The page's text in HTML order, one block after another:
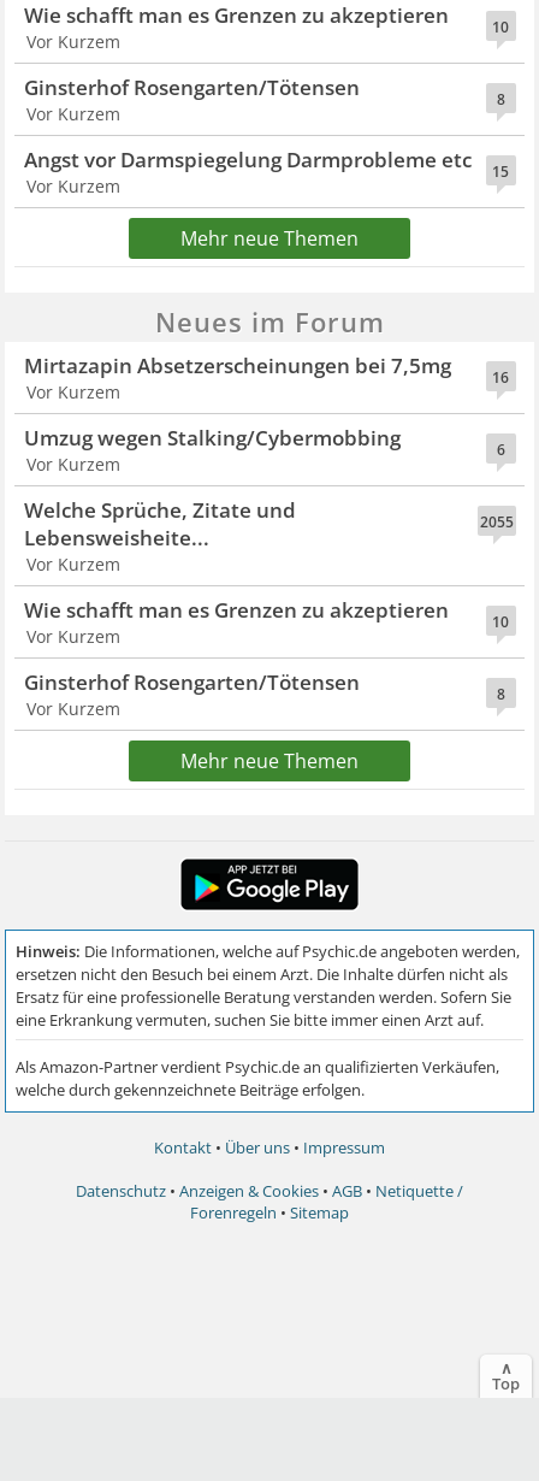
10
Wie schafft man es Grenzen zu akzeptieren
Vor Kurzem
8
Ginsterhof Rosengarten/Tötensen
Vor Kurzem
15
Angst vor Darmspiegelung Darmprobleme etc
Vor Kurzem
Mehr neue Themen
Neues im Forum
16
Mirtazapin Absetzerscheinungen bei 7,5mg
Vor Kurzem
6
Umzug wegen Stalking/Cybermobbing
Vor Kurzem
2055
Welche Sprüche, Zitate und
Lebensweisheite...
Vor Kurzem
10
Wie schafft man es Grenzen zu akzeptieren
Vor Kurzem
8
Ginsterhof Rosengarten/Tötensen
Vor Kurzem
Mehr neue Themen
Kontakt • Über uns • Impressum
Datenschutz • Anzeigen & Cookies • AGB • Netiquette /
Forenregeln • Sitemap
∧
Top